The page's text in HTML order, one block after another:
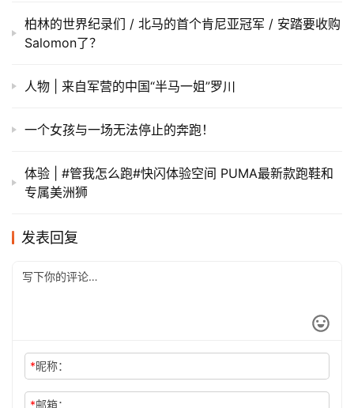
柏林的世界纪录们 / 北马的首个肯尼亚冠军 / 安踏要收购
Salomon了？
人物 | 来自军营的中国“半马一姐”罗川
一个女孩与一场无法停止的奔跑！
体验 | #管我怎么跑#快闪体验空间 PUMA最新款跑鞋和
专属美洲狮
发表回复
*昵称：
*邮箱：